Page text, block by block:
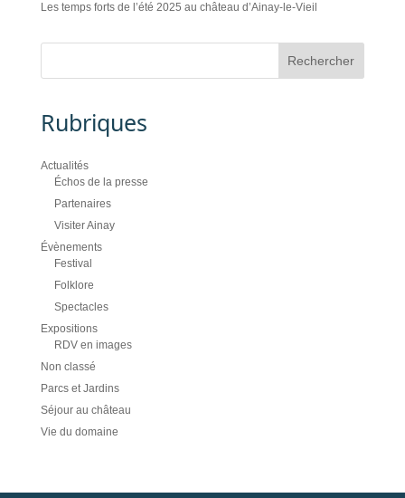
Les temps forts de l’été 2025 au château d’Ainay-le-Vieil
Rubriques
Actualités
Échos de la presse
Partenaires
Visiter Ainay
Évènements
Festival
Folklore
Spectacles
Expositions
RDV en images
Non classé
Parcs et Jardins
Séjour au château
Vie du domaine